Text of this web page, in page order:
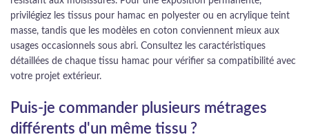
privilégiez les tissus pour hamac en polyester ou en acrylique teint
masse, tandis que les modèles en coton conviennent mieux aux
usages occasionnels sous abri. Consultez les caractéristiques
détaillées de chaque tissu hamac pour vérifier sa compatibilité avec
votre projet extérieur.
Puis-je commander plusieurs métrages
différents d'un même tissu ?